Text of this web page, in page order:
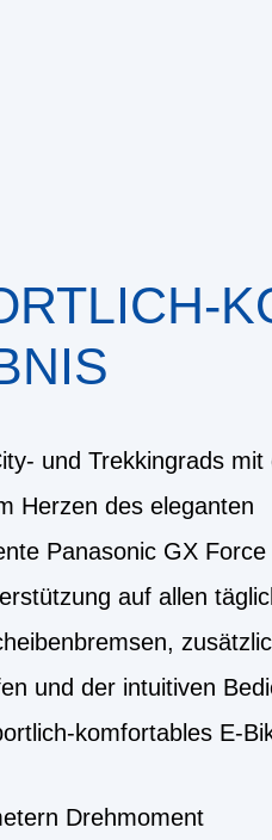
und Trekkingrads mit
Herzen des eleganten
Panasonic GX
auf allen
und der intuitiven
komfortables E-
Drehmoment